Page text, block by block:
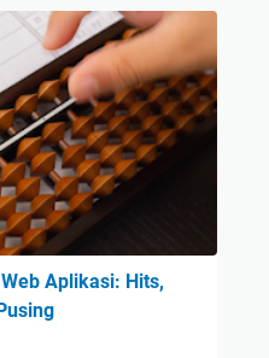
Aplikasi: Hits,